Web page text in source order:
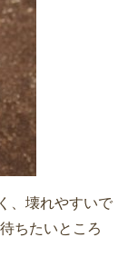
、壊れやすいで
ちたいところ